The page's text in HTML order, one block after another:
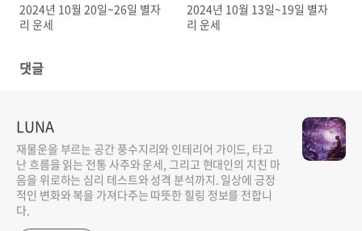
2024년 10월 20일~26일 별자
리 운세
2024년 10월 13일~19일 별자
리 운세
댓글
LUNA
재물운을 부르는 공간 풍수지리와 인테리어 가이드, 타고
난 흐름을 읽는 전통 사주와 운세, 그리고 현대인의 지친 마
음을 위로하는 심리 테스트와 성격 분석까지. 일상에 긍정
적인 변화와 복을 가져다주는 따뜻한 힐링 정보를 전합니
다.